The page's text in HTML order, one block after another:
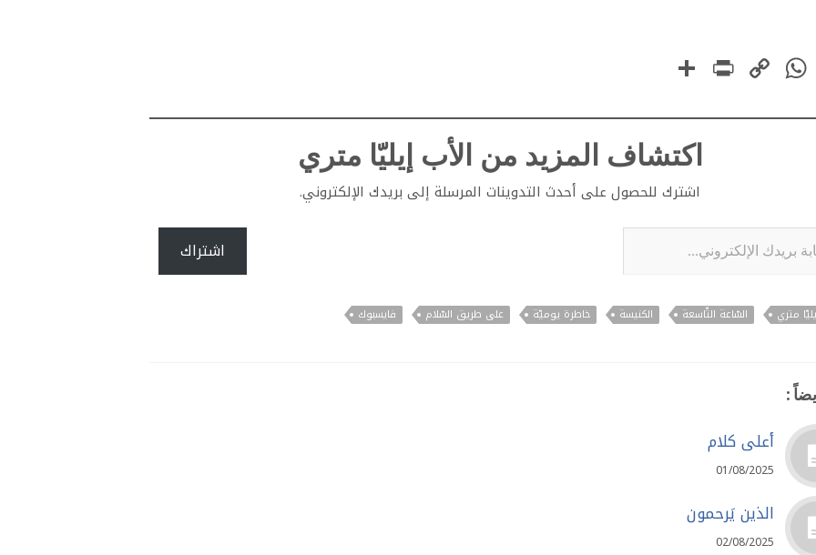
كانت الكتب…
Facebook
WhatsApp
Copy
PrintFriendly
اكتشاف المزيد من الأب إيليّا متري
اشترك للحصول على أحدث التدوينات المرسلة إلى بريدك الإلكتروني.
اشتراك
متري السّاعة التّاسعة الكنيسة خاطرة يوميّة على طريق السّلام فايسبوك
:
أعلى كلام
01/08/2025
الذين يَرحمون
02/08/2025